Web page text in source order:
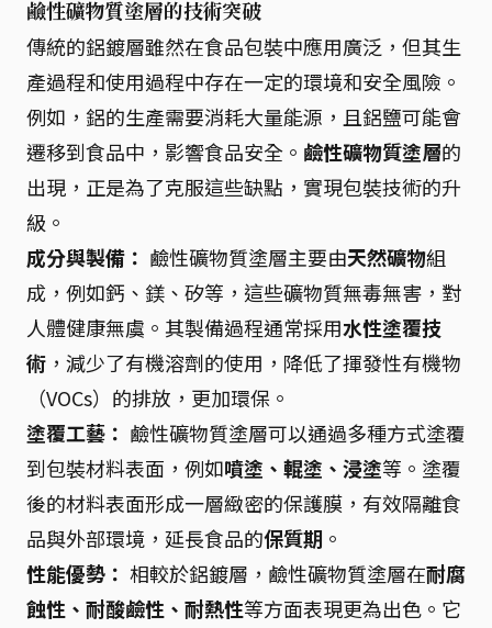
鹼性礦物質塗層的技術突破
傳統的鋁鍍層雖然在食品包裝中應用廣泛，但其生
產過程和使用過程中存在一定的環境和安全風險。
例如，鋁的生產需要消耗大量能源，且鋁鹽可能會
遷移到食品中，影響食品安全。 鹼性礦物質塗層的
出現，正是為了克服這些缺點，實現包裝技術的升
級。
成分與製備： 鹼性礦物質塗層主要由天然礦物組
成，例如鈣、鎂、矽等，這些礦物質無毒無害，對
人體健康無虞。其製備過程通常採用水性塗覆技
術 ，減少了有機溶劑的使用，降低了揮發性有機物
（VOCs）的排放，更加環保。
塗覆工藝： 鹼性礦物質塗層可以通過多種方式塗覆
到包裝材料表面，例如噴塗、輥塗、浸塗等。塗覆
後的材料表面形成一層緻密的保護膜，有效隔離食
品與外部環境，延長食品的保質期 。
性能優勢： 相較於鋁鍍層，鹼性礦物質塗層在耐腐
蝕性、耐酸鹼性、耐熱性等方面表現更為出色。它